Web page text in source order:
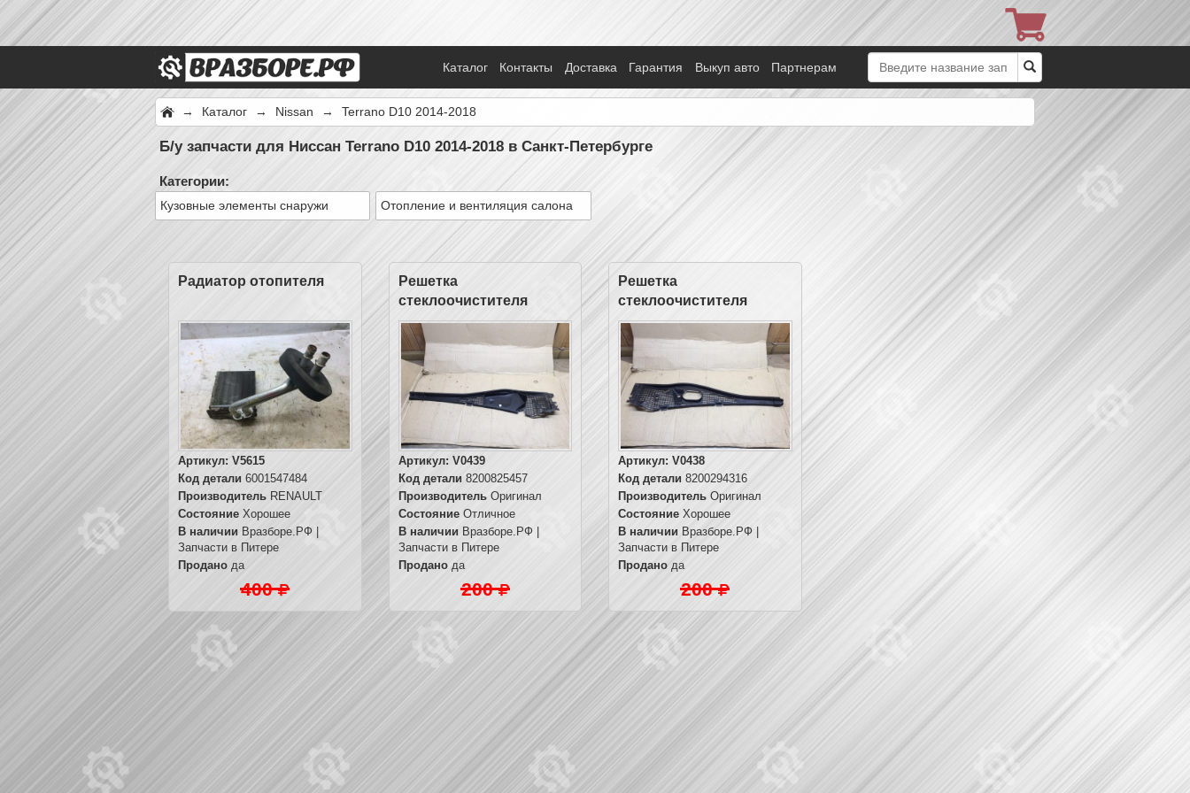
Каталог Контакты Доставка Гарантия Выкуп авто Партнерам
→ Каталог → Nissan → Terrano D10 2014-2018
Б/у запчасти для Ниссан Terrano D10 2014-2018 в Санкт-Петербурге
Категории:
Кузовные элементы снаружи Отопление и вентиляция салона
Радиатор отопителя
Артикул: V5615
Код детали 6001547484
Производитель RENAULT
Состояние Хорошее
В наличии Вразборе.РФ |
Запчасти в Питере
Продано да
400
Решетка
стеклоочистителя
левая жабо
Артикул: V0439
Код детали 8200825457
ПроизводительОригинал
СостояниеОтличное
В наличии Вразборе.РФ |
Запчасти в Питере
Проданода
200
Решетка
стеклоочистителя
правая жабо
Артикул: V0438
Код детали 8200294316
Производитель Оригинал
Состояние Хорошее
В наличии Вразборе.РФ |
Запчасти в Питере
Продано да
200